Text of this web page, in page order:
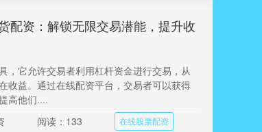
配资：解锁无限交易潜能，提升收
，它允许交易者利用杠杆资金进行交易，从
收益。通过在线配资平台，交易者可以获得
高他们....
阅读：133 在线股票配资